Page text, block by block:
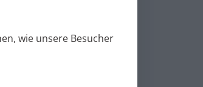
wie unsere Besucher